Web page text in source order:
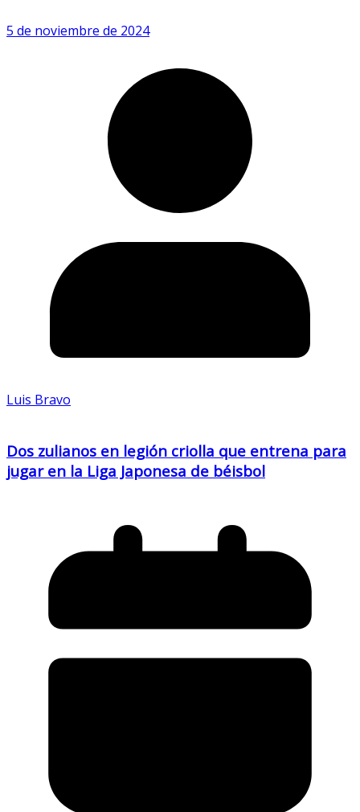
5 de noviembre de 2024
Luis Bravo
Dos zulianos en legión criolla que entrena para
jugar en la Liga Japonesa de béisbol